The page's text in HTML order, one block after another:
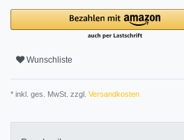
Wunschliste
* inkl. ges. MwSt. zzgl. Versandkosten